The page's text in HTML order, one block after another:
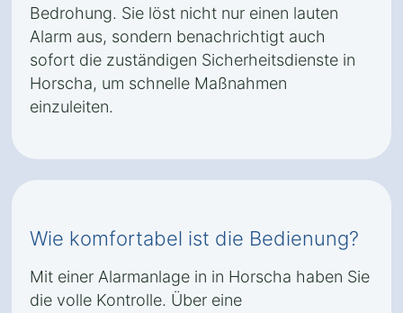
Bedrohung. Sie löst nicht nur einen lauten
Alarm aus, sondern benachrichtigt auch
sofort die zuständigen Sicherheitsdienste in
Horscha, um schnelle Maßnahmen
einzuleiten.
Wie komfortabel ist die Bedienung?
Mit einer Alarmanlage in in Horscha haben Sie
die volle Kontrolle. Über eine